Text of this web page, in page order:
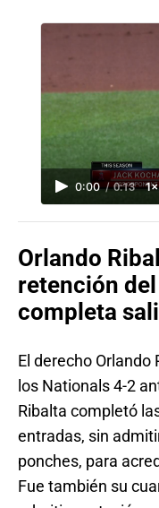
0:00 / 0:13 1×
Orlando
retención
completa
El derecho
los Nationals 4-2
Ribalta completó
entradas, sin
ponches, para
Fue también su